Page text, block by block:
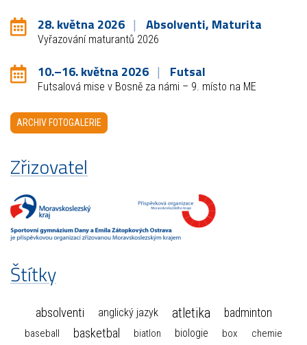
28. května 2026 Absolventi, Maturita
Vyřazování maturantů 2026
10.–16. května 2026 Futsal
Futsalová mise v Bosně za námi – 9. místo na ME
ARCHIV FOTOGALERIE
Zřizovatel
Štítky
absolventi anglický jazyk atletika badminton
baseball basketbal biatlon biologie box chemie